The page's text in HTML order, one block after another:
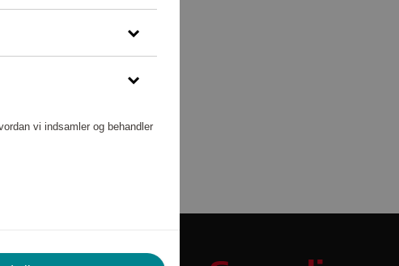
vi indsamler og behandler